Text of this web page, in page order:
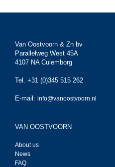
Van Oostvoorn & Zn bv
Parallelweg West 45A
4107 NA Culemborg
Tel. +31 (0)345 515 262
E-mail: info@vanoostvoorn.nl
VAN OOSTVOORN
About us
News
FAQ